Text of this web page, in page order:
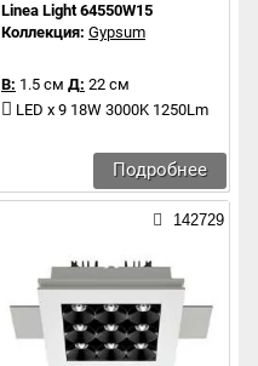
Linea Light 64550W15
Коллекция: Gypsum
В: 1.5 см Д: 22 см
LED x 9 18W 3000K 1250Lm
Подробнее
142729